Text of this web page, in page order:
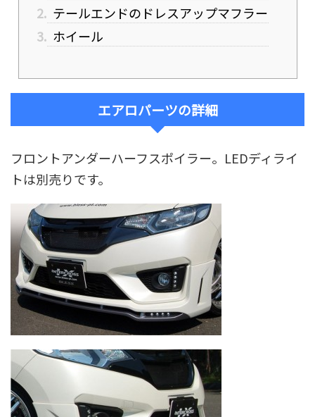
2. テールエンドのドレスアップマフラー
3. ホイール
エアロパーツの詳細
フロントアンダーハーフスポイラー。LEDディライ
トは別売りです。